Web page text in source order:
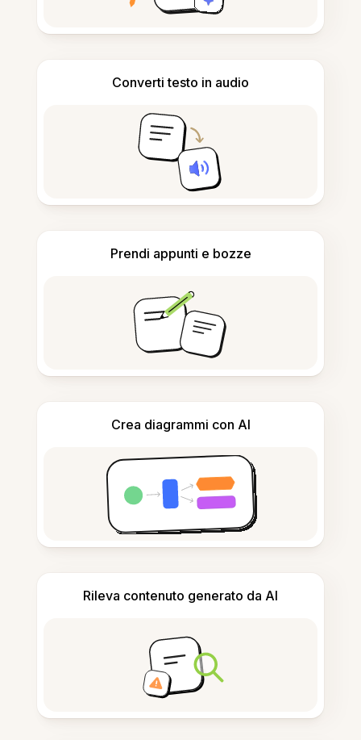
Converti testo in audio
Prendi appunti e bozze
Crea diagrammi con AI
Rileva contenuto generato da AI